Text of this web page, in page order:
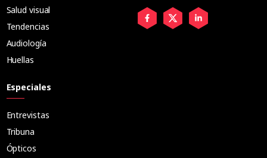
Salud visual
Tendencias
Audiología
Huellas
Especiales
Entrevistas
Tribuna
Ópticos